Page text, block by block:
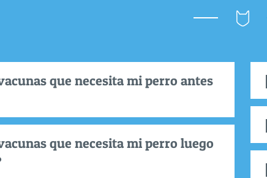
que necesita mi perro antes
que necesita mi perro luego